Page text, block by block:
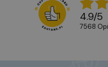
4.9/5
7568